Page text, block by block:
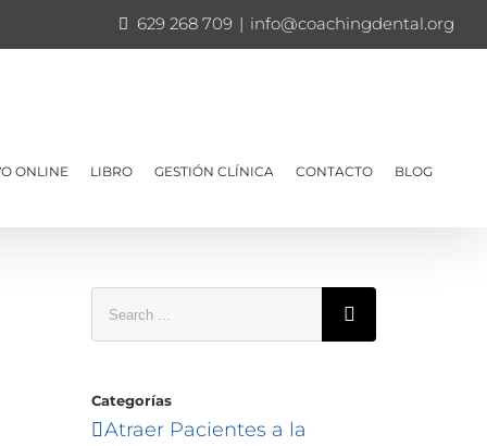
629 268 709 | info@coachingdental.org
ONLINE LIBRO GESTIÓN CLÍNICA CONTACTO BLOG
Categorías
Atraer Pacientes a la